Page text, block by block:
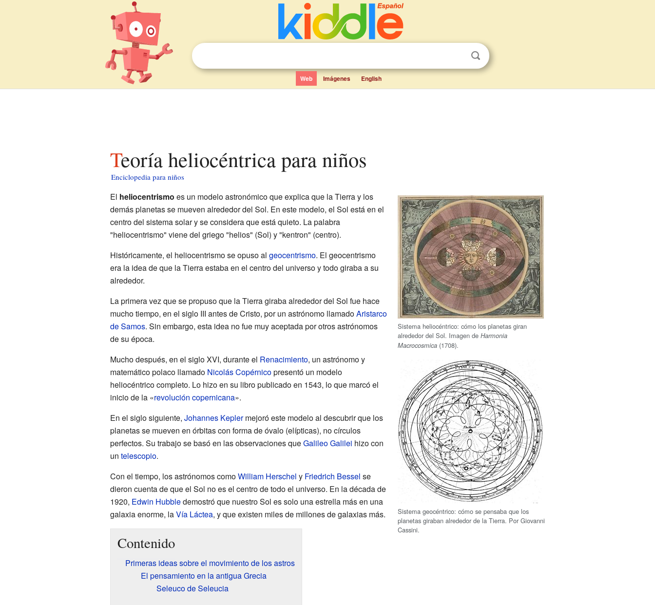
Web Imágenes English
Teoría heliocéntrica para niños
Enciclopedia para niños
Sistema heliocéntrico: cómo los planetas giran
alrededor del Sol. Imagen deHarmonia
Macrocosmica (1708).
Sistema geocéntrico: cómo se pensaba que los
planetas giraban alrededor de la Tierra. Por Giovanni
Cassini.
El heliocentrismo es un modelo astronómico que explica que la Tierra y los
demás planetas se mueven alrededor del Sol. En este modelo, el Sol está en el
centro del sistema solar y se considera que está quieto. La palabra
"heliocentrismo" viene del griego "helios" (Sol) y "kentron" (centro).
Históricamente, el heliocentrismo se opuso al geocentrismo. El geocentrismo
era la idea de que la Tierra estaba en el centro del universo y todo giraba a su
alrededor.
La primera vez que se propuso que la Tierra giraba alrededor del Sol fue hace
mucho tiempo, en el siglo III antes de Cristo, por un astrónomo llamadoAristarco
de Samos. Sin embargo, esta idea no fue muy aceptada por otros astrónomos
de su época.
Mucho después, en el siglo XVI, durante el Renacimiento, un astrónomo y
matemático polaco llamado Nicolás Copérnicopresentó un modelo
heliocéntrico completo. Lo hizo en su libro publicado en 1543, lo que marcó el
inicio de la «revolución copernicana».
En el siglo siguiente, Johannes Keplermejoró este modelo al descubrir que los
planetas se mueven en órbitas con forma de óvalo (elípticas), no círculos
perfectos. Su trabajo se basó en las observaciones queGalileo Galilei hizo con
un telescopio.
Con el tiempo, los astrónomos comoWilliam Herschel y Friedrich Bessel se
dieron cuenta de que el Sol no es el centro de todo el universo. En la década de
1920, Edwin Hubbledemostró que nuestro Sol es solo una estrella más en una
galaxia enorme, laVía Láctea, y que existen miles de millones de galaxias más.
Contenido
Primeras ideas sobre el movimiento de los astros
El pensamiento en la antigua Grecia
Seleuco de Seleucia